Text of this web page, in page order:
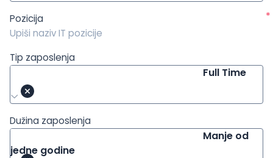
Pozicija *
Tip zaposlenja
Full Time
Dužina zaposlenja
Manje od
jedne godine